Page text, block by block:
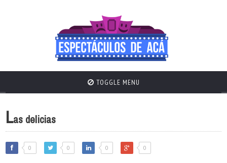
TOGGLE MENU
Las delicias
0 0 0 0